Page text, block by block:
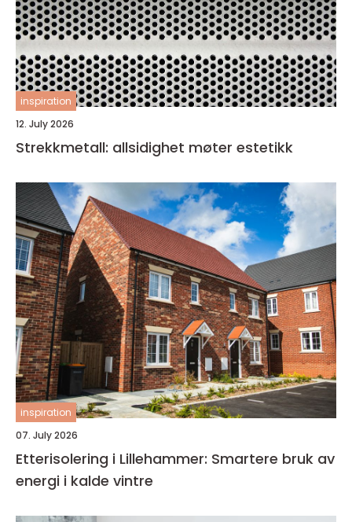
inspiration
12. July 2026
Strekkmetall: allsidighet møter estetikk
inspiration
07. July 2026
Etterisolering i Lillehammer: Smartere bruk av
energi i kalde vintre